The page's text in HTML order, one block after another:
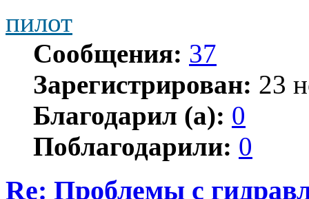
пилот
Сообщения: 37
Зарегистрирован: 23
Благодарил (а): 0
Поблагодарили: 0
Re: Проблемы с